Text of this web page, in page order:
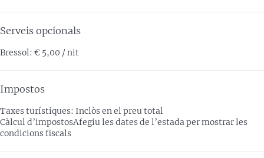
Serveis opcionals
Bressol: € 5,00 / nit
Impostos
Taxes turístiques: Inclòs en el preu total
Càlcul d’impostosAfegiu les dates de l’estada per mostrar les
condicions fiscals